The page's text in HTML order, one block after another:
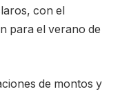
con el
para el verano de
de montos y